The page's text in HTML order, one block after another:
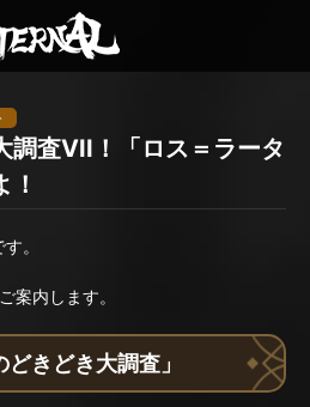
調査VII！「ロス＝ラータ
。
案内します。
どきどき大調査」